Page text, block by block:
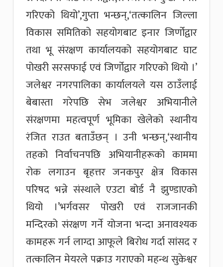
गरिएको थियो’,गुप्ता भन्छन्,‘तत्कालिन जिल्ला
विकास समितिको सहयोगबाट इनार जिर्णोद्वार
तथा भू संरक्षण कार्यालयको सहयोगबाट घाट
पोखरी सरसफाई एवं जिर्णोद्वार गरिएको थियो ।’
जलेश्वर नगरपालिका कार्यालयले यस ठाउँलाई
बेबास्ता गरेपछि सेभ जलेश्वर अभियानीले
संरक्षणमा महत्वपूर्ण भूमिका खेलेको स्थानीय
रंजित राउत बताउँछन् । उनी भन्छन्,‘स्थानीय
तहको निर्वाचनपछि अभियानीहरूको काममा
रोक लगाउन बृहत्तर जनकपुर क्षेत्र विकास
परिषद भन्ने संस्थाले एउटा बोर्ड नै झुण्डाएको
थियो ।’भर्गवसर पोखरी एवं राजजानकी
मन्दिरको संरक्षण गर्ने योजना भन्दा अनावश्यक
कामहरू गर्न लाग्दा आफूले बिरोध गर्दा सांसद र
तत्कालिन मेयरले पक्राउ गराएको महन्थ सुकेश्वर